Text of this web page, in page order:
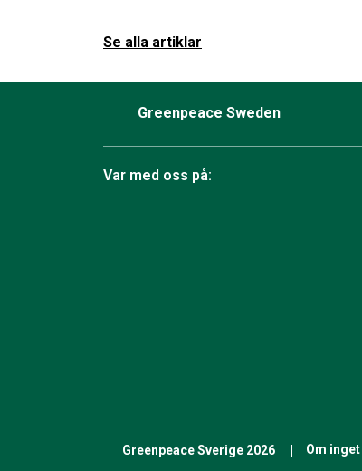
Se alla artiklar
Greenpeace Sweden
Var med oss på:
Greenpeace Sverige 2026 Om inget